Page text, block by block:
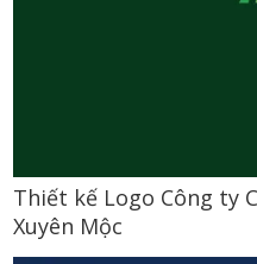
Thiết kế Logo Công ty
Xuyên Mộc